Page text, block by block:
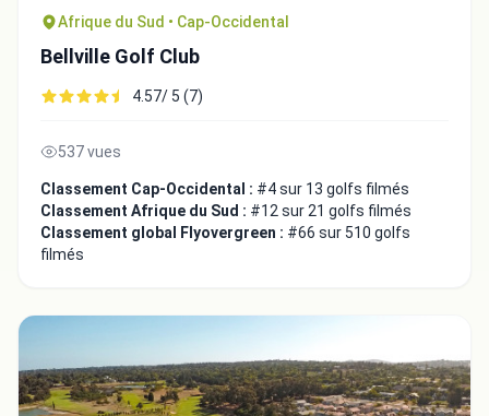
Afrique du Sud • Cap-Occidental
Bellville Golf Club
4.57/ 5 (7)
537 vues
Classement Cap-Occidental : #4 sur 13 golfs filmés
Classement Afrique du Sud : #12 sur 21 golfs filmés
Classement global Flyovergreen : #66 sur 510 golfs
filmés